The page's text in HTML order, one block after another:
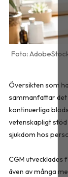
Översikten som
sammanfattar det
kontinuerliga
vetenskapligt
sjukdom hos
CGM utvecklades
även av många